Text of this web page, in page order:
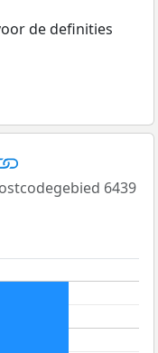
de definities
6439